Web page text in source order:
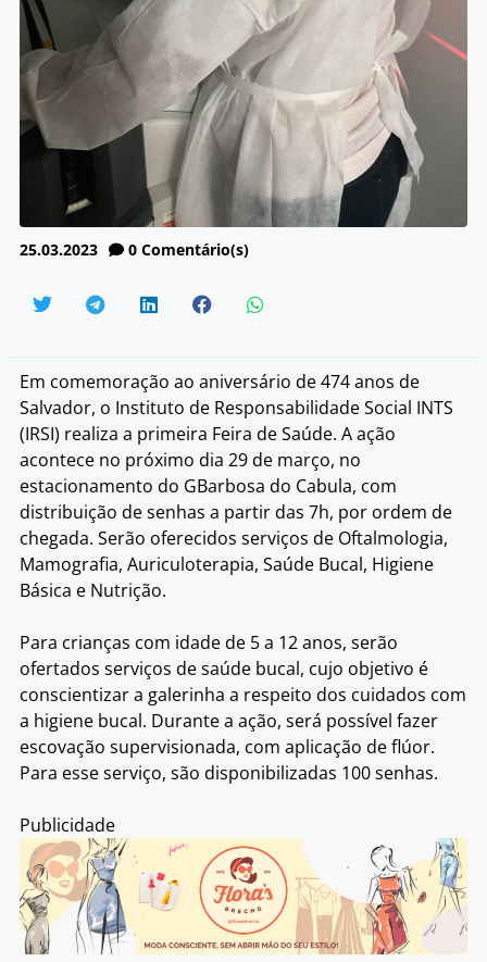
25.03.2023 0 Comentário(s)
Em comemoração ao aniversário de 474 anos de
Salvador, o Instituto de Responsabilidade Social INTS
(IRSI) realiza a primeira Feira de Saúde. A ação
acontece no próximo dia 29 de março, no
estacionamento do GBarbosa do Cabula, com
distribuição de senhas a partir das 7h, por ordem de
chegada. Serão oferecidos serviços de Oftalmologia,
Mamografia, Auriculoterapia, Saúde Bucal, Higiene
Básica e Nutrição.
Para crianças com idade de 5 a 12 anos, serão
ofertados serviços de saúde bucal, cujo objetivo é
conscientizar a galerinha a respeito dos cuidados com
a higiene bucal. Durante a ação, será possível fazer
escovação supervisionada, com aplicação de flúor.
Para esse serviço, são disponibilizadas 100 senhas.
Publicidade